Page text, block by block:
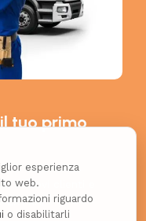
esperienza
web.
riguardo
o disabilitarli
tuo primo
i nuovi clienti e
EXTRA!